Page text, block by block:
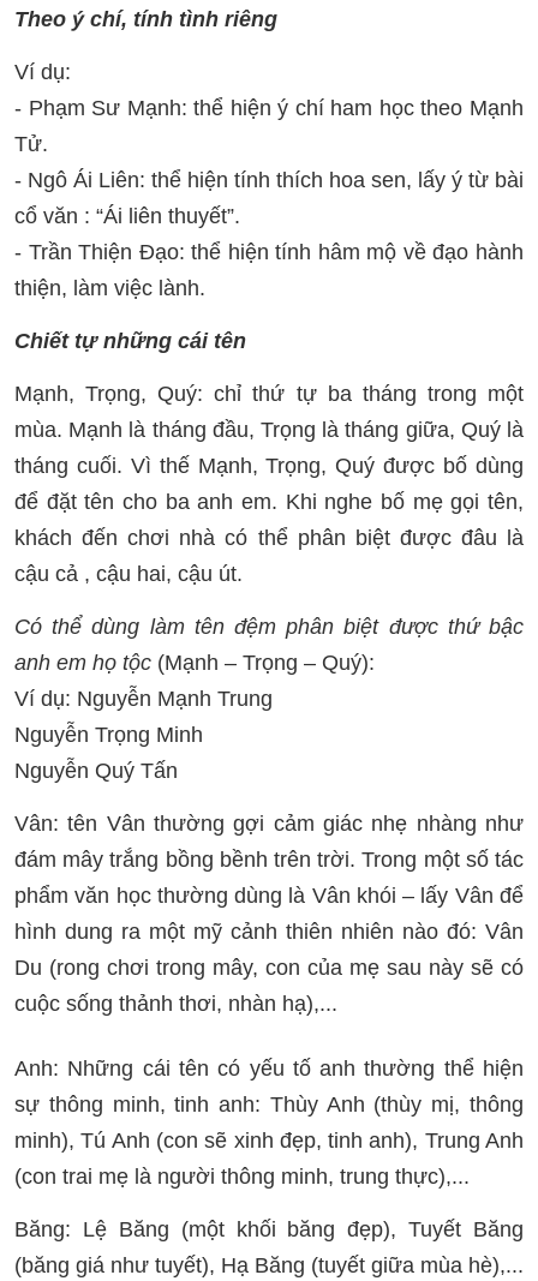
Theo ý chí, tính tình riêng
Ví dụ:
- Phạm Sư Mạnh: thể hiện ý chí ham học theo Mạnh
Tử.
- Ngô Ái Liên: thể hiện tính thích hoa sen, lấy ý từ bài
cổ văn : “Ái liên thuyết”.
- Trần Thiện Đạo: thể hiện tính hâm mộ về đạo hành
thiện, làm việc lành.
Chiết tự những cái tên
Mạnh, Trọng, Quý: chỉ thứ tự ba tháng trong một
mùa. Mạnh là tháng đầu, Trọng là tháng giữa, Quý là
tháng cuối. Vì thế Mạnh, Trọng, Quý được bố dùng
để đặt tên cho ba anh em. Khi nghe bố mẹ gọi tên,
khách đến chơi nhà có thể phân biệt được đâu là
cậu cả , cậu hai, cậu út.
Có thể dùng làm tên đệm phân biệt được thứ bậc
anh em họ tộc (Mạnh – Trọng – Quý):
Ví dụ: Nguyễn Mạnh Trung
Nguyễn Trọng Minh
Nguyễn Quý Tấn
Vân: tên Vân thường gợi cảm giác nhẹ nhàng như
đám mây trắng bồng bềnh trên trời. Trong một số tác
phẩm văn học thường dùng là Vân khói – lấy Vân để
hình dung ra một mỹ cảnh thiên nhiên nào đó: Vân
Du (rong chơi trong mây, con của mẹ sau này sẽ có
cuộc sống thảnh thơi, nhàn hạ),...
Anh: Những cái tên có yếu tố anh thường thể hiện
sự thông minh, tinh anh: Thùy Anh (thùy mị, thông
minh), Tú Anh (con sẽ xinh đẹp, tinh anh), Trung Anh
(con trai mẹ là người thông minh, trung thực),...
Băng: Lệ Băng (một khối băng đẹp), Tuyết Băng
(băng giá như tuyết), Hạ Băng (tuyết giữa mùa hè),...